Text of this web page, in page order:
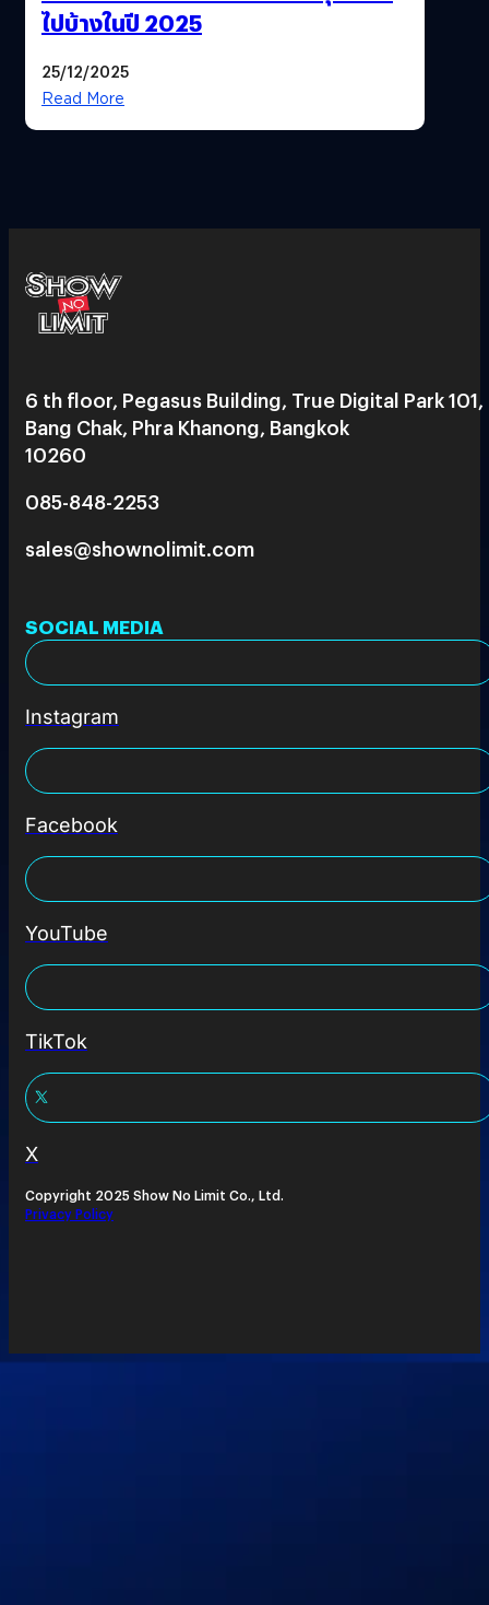
ไปบ้างในปี 2025
25/12/2025
Read More
6 th floor, Pegasus Building, True Digital Park 101,
Bang Chak, Phra Khanong, Bangkok
10260
085-848-2253
sales@shownolimit.com
SOCIAL MEDIA
Instagram
Facebook
YouTube
TikTok
X
Copyright 2025 Show No Limit Co., Ltd.
Privacy Policy